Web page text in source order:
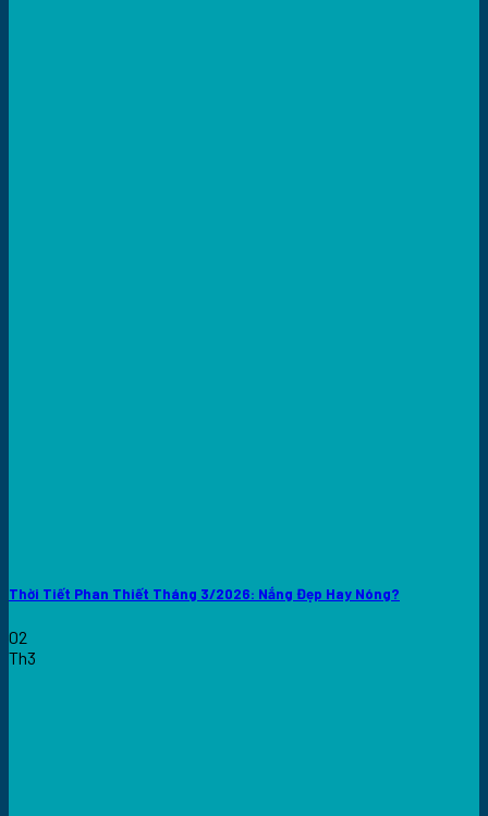
Thời Tiết Phan Thiết Tháng 3/2026: Nắng Đẹp Hay Nóng?
02
Th3